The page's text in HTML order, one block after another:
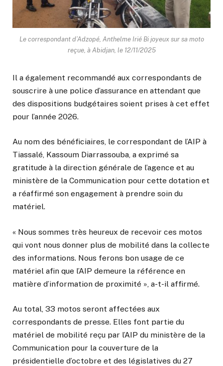
Le correspondant d’Adzopé, Anthelme Irié Bi joyeux sur sa moto
reçue, à Abidjan, le 12/11/2025
Il a également recommandé aux correspondants de
souscrire à une police d’assurance en attendant que
des dispositions budgétaires soient prises à cet effet
pour l’année 2026.
Au nom des bénéficiaires, le correspondant de l’AIP à
Tiassalé, Kassoum Diarrassouba, a exprimé sa
gratitude à la direction générale de l’agence et au
ministère de la Communication pour cette dotation et
a réaffirmé son engagement à prendre soin du
matériel.
« Nous sommes très heureux de recevoir ces motos
qui vont nous donner plus de mobilité dans la collecte
des informations. Nous ferons bon usage de ce
matériel afin que l’AIP demeure la référence en
matière d’information de proximité », a-t-il affirmé.
Au total, 33 motos seront affectées aux
correspondants de presse. Elles font partie du
matériel de mobilité reçu par l’AIP du ministère de la
Communication pour la couverture de la
présidentielle d’octobre et des législatives du 27